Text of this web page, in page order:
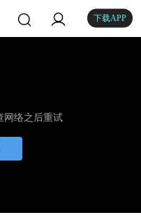
下载APP
网络之后重试